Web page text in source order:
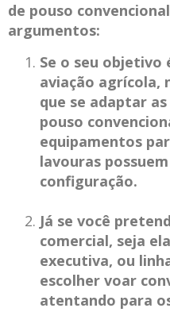
de pouso
argumentos:
Se o seu objetivo
aviação agrícola,
que se adaptar
pouso
equipamentos
lavouras
configuração.
Já se você
comercial, seja
executiva, ou
escolher voar
atentando para